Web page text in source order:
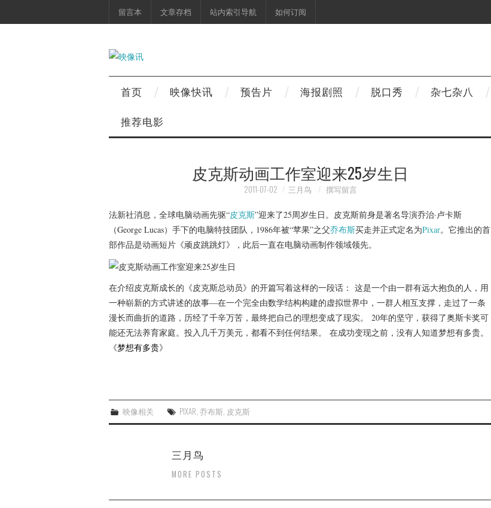
留言本 文章存档 站内索引导航 如何订阅
首页 映像快讯 预告片 海报剧照 脱口秀 杂七杂八
推荐电影
皮克斯动画工作室迎来25岁生日
2011-07-02 三月鸟 撰写留言
法新社消息，全球电脑动画先驱“皮克斯”迎来了25周岁生日。皮克斯前身是著名导演乔治·卢卡斯
（George Lucas）手下的电脑特技团队，1986年被“苹果”之父乔布斯买走并正式定名为Pixar。它推出的首
部作品是动画短片《顽皮跳跳灯》，此后一直在电脑动画制作领域领先。
在介绍皮克斯成长的《皮克斯总动员》的开篇写着这样的一段话： 这是一个由一群有远大抱负的人，用
一种崭新的方式讲述的故事—在一个完全由数学结构构建的虚拟世界中，一群人相互支撑，走过了一条
漫长而曲折的道路，历经了千辛万苦，最终把自己的理想变成了现实。 20年的坚守，获得了奥斯卡奖可
能还无法养育家庭。投入几千万美元，都看不到任何结果。 在成功变现之前，没有人知道梦想有多贵。
《梦想有多贵》
映像相关 PIXAR,乔布斯, 皮克斯
三月鸟
MORE POSTS